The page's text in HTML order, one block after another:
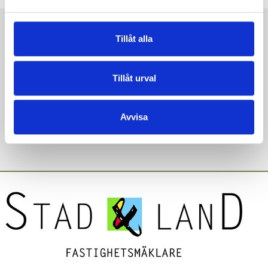
Tillåt alla
Tillåt urval
Avvisa
Ring oss Bli uppringd Maila oss